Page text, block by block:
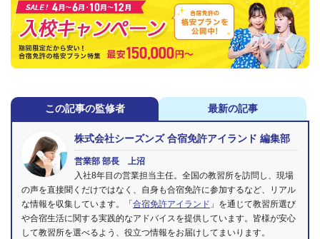
この記事の監修者 最新の記事
株式会社シーズンズ 合宿免許アイランド 編集部
営業部 部長 上沼
入社8年目の営業担当主任。全国の教習所を訪問し、現場
の声を直接聞くだけではなく、自身も合宿免許に参加するなど、リアル
な情報を収集しています。「 合宿免許アイランド 」を通じて教習所選び
や合宿生活に関する実践的なアドバイスを提供しています。皆様が安心
して教習所を選べるよう、役立つ情報をお届けしてまいります。